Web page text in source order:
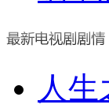
人